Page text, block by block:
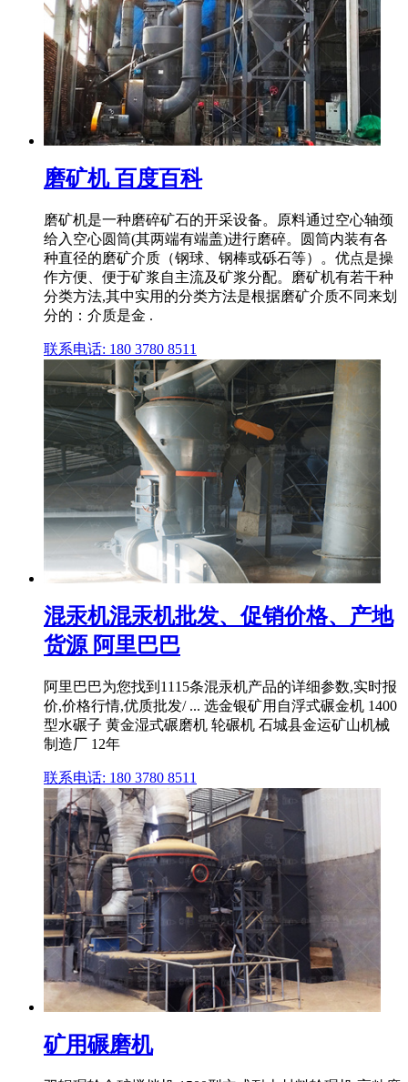
磨矿机 百度百科
磨矿机是一种磨碎矿石的开采设备。原料通过空心轴颈
给入空心圆筒(其两端有端盖)进行磨碎。圆筒内装有各
种直径的磨矿介质（钢球、钢棒或砾石等）。优点是操
作方便、便于矿浆自主流及矿浆分配。磨矿机有若干种
分类方法,其中实用的分类方法是根据磨矿介质不同来划
分的：介质是金 .
联系电话: 180 3780 8511
混汞机混汞机批发、促销价格、产地
货源 阿里巴巴
阿里巴巴为您找到1115条混汞机产品的详细参数,实时报
价,价格行情,优质批发/ ... 选金银矿用自浮式碾金机 1400
型水碾子 黄金湿式碾磨机 轮碾机 石城县金运矿山机械
制造厂 12年
联系电话: 180 3780 8511
矿用碾磨机